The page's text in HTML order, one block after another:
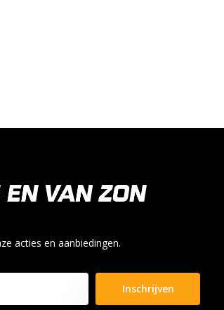
acties en aanbiedingen.
Inschrijven